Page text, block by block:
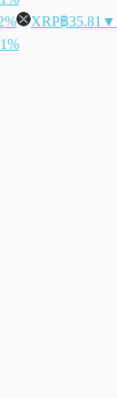
XRP฿35.81 ▼